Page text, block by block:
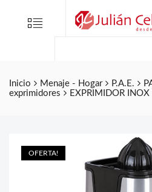
Menu
Inicio Menaje - Hogar P.A.E.
exprimidores
EXPRIMIDOR
OFERTA!
Folletos
Contacto